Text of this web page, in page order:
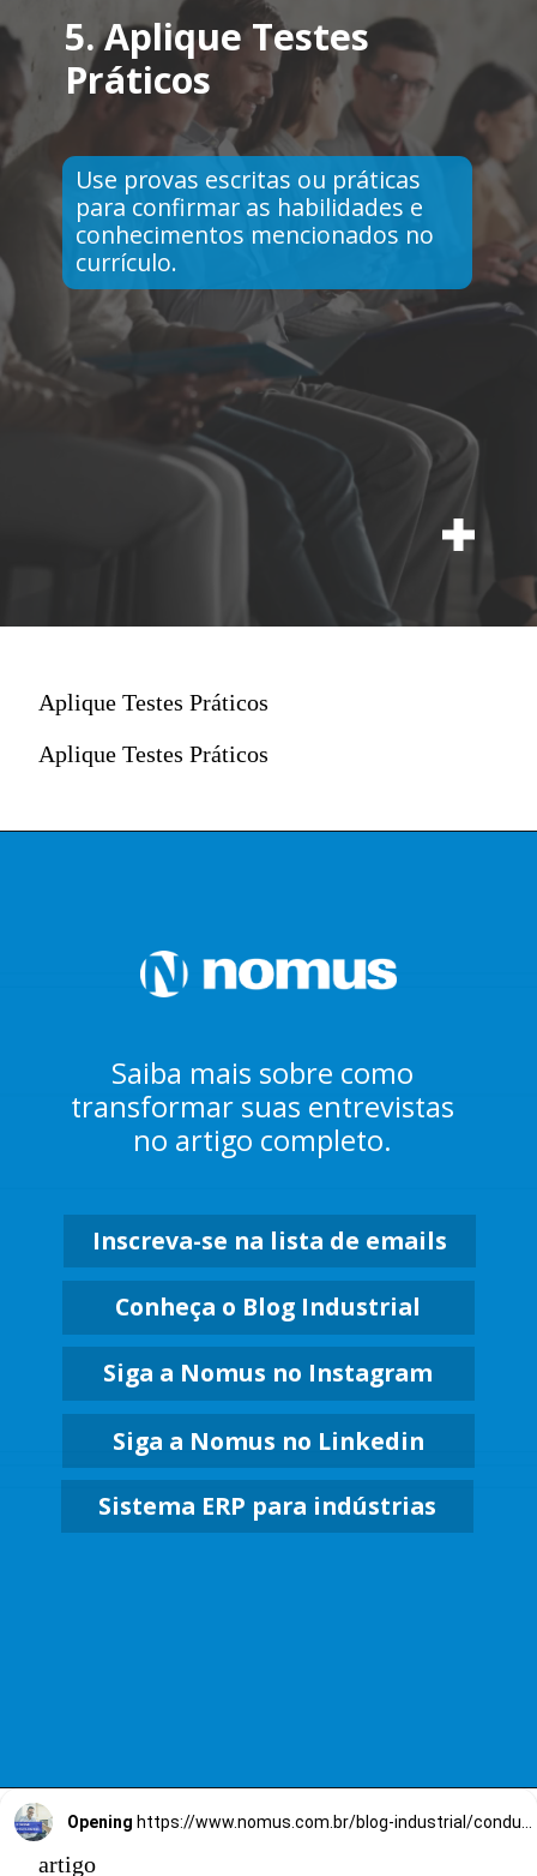
5.Aplique Testes
Práticos
Use provas escritas ou práticas
para confirmar as habilidades e
conhecimentos mencionados no
currículo.
Aplique Testes Práticos
Aplique Testes Práticos
Inscreva-se na lista de emails
Siga a Nomus no Instagram
Conheça o Blog Industrial
Siga a Nomus no Linkedin
Saiba mais sobre como
transformar suas entrevistas
no artigo completo.
Sistema ERP para indústrias
Opening
artigo